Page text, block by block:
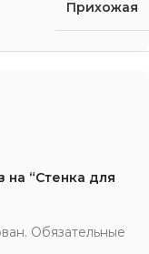
Прихожая
на “Стенка для
Обязательные